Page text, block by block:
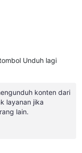
Unduh lagi
konten dari
layanan jika
lain.